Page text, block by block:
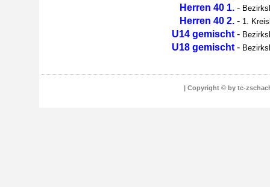
Herren 40 1. -
Herren 40 2. - 1.
U14 gemischt -
U18 gemischt -
| Copyright © by tc-